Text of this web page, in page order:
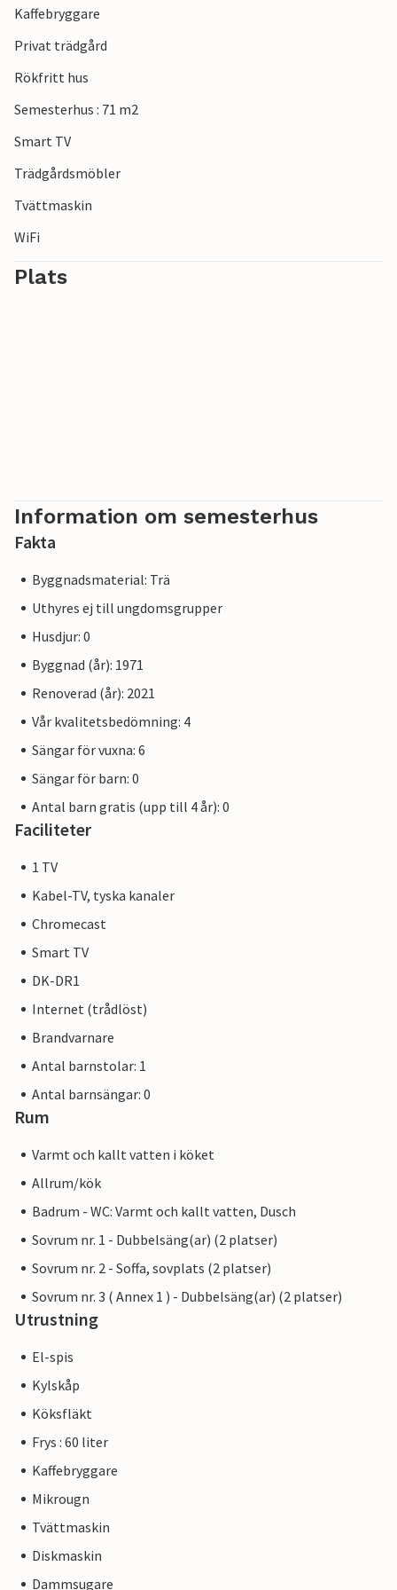
Kaffebryggare
Privat trädgård
Rökfritt hus
Semesterhus : 71 m2
Smart TV
Trädgårdsmöbler
Tvättmaskin
WiFi
Plats
Information om semesterhus
Fakta
Byggnadsmaterial: Trä
Uthyres ej till ungdomsgrupper
Husdjur: 0
Byggnad (år): 1971
Renoverad (år): 2021
Vår kvalitetsbedömning: 4
Sängar för vuxna: 6
Sängar för barn: 0
Antal barn gratis (upp till 4 år): 0
Faciliteter
1 TV
Kabel-TV, tyska kanaler
Chromecast
Smart TV
DK-DR1
Internet (trådlöst)
Brandvarnare
Antal barnstolar: 1
Antal barnsängar: 0
Rum
Varmt och kallt vatten i köket
Allrum/kök
Badrum - WC: Varmt och kallt vatten, Dusch
Sovrum nr. 1 - Dubbelsäng(ar) (2 platser)
Sovrum nr. 2 - Soffa, sovplats (2 platser)
Sovrum nr. 3 ( Annex 1 ) - Dubbelsäng(ar) (2 platser)
Utrustning
El-spis
Kylskåp
Köksfläkt
Frys : 60 liter
Kaffebryggare
Mikrougn
Tvättmaskin
Diskmaskin
Dammsugare